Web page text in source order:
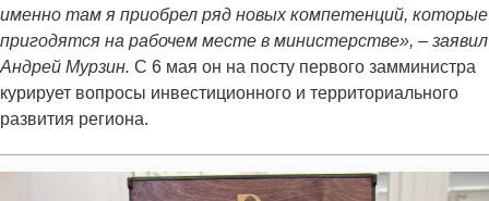
именно там я приобрел ряд новых компетенций, которые
пригодятся на рабочем месте в министерстве», – заявил
Андрей Мурзин. С 6 мая он на посту первого замминистра
курирует вопросы инвестиционного и территориального
развития региона.